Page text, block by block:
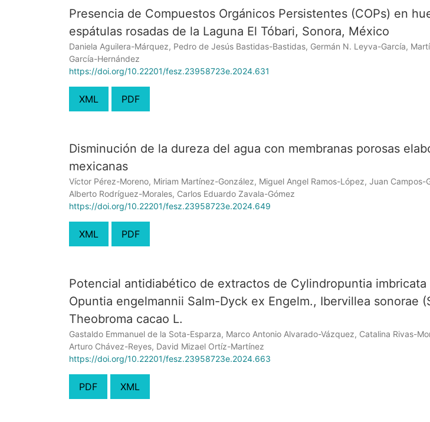
Presencia de Compuestos Orgánicos Persistentes (COPs) en
espátulas rosadas de la Laguna El Tóbari, Sonora, México
Daniela Aguilera-Márquez, Pedro de Jesús Bastidas-Bastidas, Germán N. Leyva-García,
García-Hernández
https://doi.org/10.22201/fesz.23958723e.2024.631
XML PDF
Disminución de la dureza del agua con membranas porosas
mexicanas
Víctor Pérez-Moreno, Miriam Martínez-González, Miguel Angel Ramos-López, Juan Campos-
Alberto Rodríguez-Morales, Carlos Eduardo Zavala-Gómez
https://doi.org/10.22201/fesz.23958723e.2024.649
XML PDF
Potencial antidiabético de extractos de Cylindropuntia imbricata
Opuntia engelmannii Salm-Dyck ex Engelm., Ibervillea sonorae
Theobroma cacao L.
Gastaldo Emmanuel de la Sota-Esparza, Marco Antonio Alvarado-Vázquez, Catalina Rivas-
Arturo Chávez-Reyes, David Mizael Ortíz-Martínez
https://doi.org/10.22201/fesz.23958723e.2024.663
PDF XML